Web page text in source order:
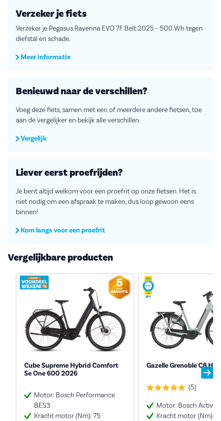
Verzeker je fiets
Verzeker je Pegasus Ravenna EVO 7F Belt 2025 - 500 Wh tegen
diefstal en schade.
Meer informatie
Benieuwd naar de verschillen?
Voeg deze fiets, samen met een of meerdere andere fietsen, toe
aan de vergelijker en bekijk alle verschillen.
Vergelijk
Liever eerst proefrijden?
Je bent altijd welkom voor een proefrit op onze fietsen. Het is
niet nodig om een afspraak te maken, dus loop gewoon eens
binnen!
Kom langs voor een proefrit
Vergelijkbare producten
Cube Supreme Hybrid Comfort
Se One 600 2026
Motor: Bosch Performance
BES3
Kracht motor (Nm): 75
Gazelle Grenoble C8
(5)
Motor: Bosch Active
Kracht motor (Nm):